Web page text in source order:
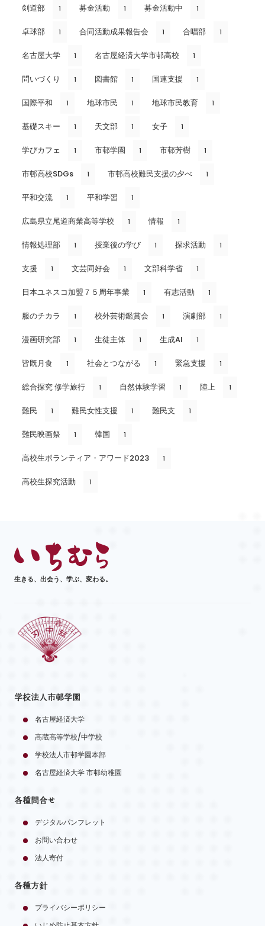
剣道部 1 募金活動 1 募金活動中 1
卓球部 1 合同活動成果報告会 1 合唱部 1
名古屋大学 1 名古屋経済大学市邨高校 1
問いづくり 1 図書館 1 国連支援 1
国際平和 1 地球市民 1 地球市民教育 1
基礎スキー 1 天文部 1 女子 1
学びカフェ 1 市邨学園 1 市邨芳樹 1
市邨高校SDGs 1 市邨高校難民支援の夕べ 1
平和交流 1 平和学習 1
広島県立尾道商業高等学校 1 情報 1
情報処理部 1 授業後の学び 1 探求活動 1
支援 1 文芸同好会 1 文部科学省 1
日本ユネスコ加盟７５周年事業 1 有志活動 1
服のチカラ 1 校外芸術鑑賞会 1 演劇部 1
漫画研究部 1 生徒主体 1 生成AI 1
皆既月食 1 社会とつながる 1 緊急支援 1
総合探究 修学旅行 1 自然体験学習 1 陸上 1
難民 1 難民女性支援 1 難民支 1
難民映画祭 1 韓国 1
高校生ボランティア・アワード2023 1
高校生探究活動 1
生きる、出会う、学ぶ、変わる。
学校法人市邨学園
名古屋経済大学
高蔵高等学校/中学校
学校法人市邨学園本部
名古屋経済大学 市邨幼稚園
各種問合せ
デジタルパンフレット
お問い合わせ
法人寄付
各種方針
プライバシーポリシー